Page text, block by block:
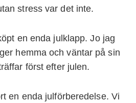
stress var det inte.
en enda julklapp. Jo jag
hemma och väntar på sin
först efter julen.
en enda julförberedelse. Vi